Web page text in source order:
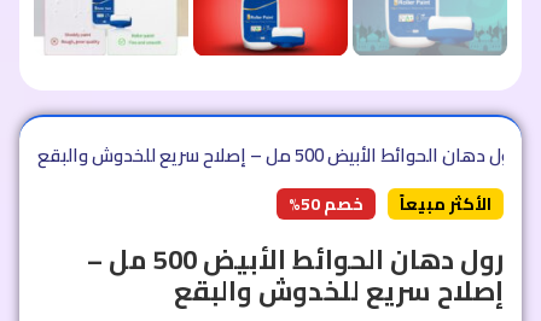
رول دهان الحوائط الأبيض 500 مل – إصلاح سريع للخدوش والبقع
الأكثر مبيعاً خصم 50%
رول دهان الحوائط الأبيض 500 مل –
إصلاح سريع للخدوش والبقع